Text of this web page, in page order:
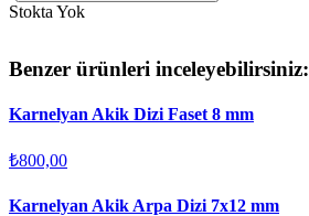
Stokta Yok
Benzer ürünleri inceleyebilirsiniz:
Karnelyan Akik Dizi Faset 8 mm
₺800,00
Karnelyan Akik Arpa Dizi 7x12 mm